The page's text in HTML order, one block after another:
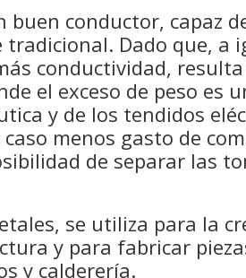
buen conductor, capaz
tradicional. Dado que, a
conductividad,
el exceso de peso es
y de los tendidos
menos gasto de
de separar las
se utiliza para la
y para fabricar
y calderería.